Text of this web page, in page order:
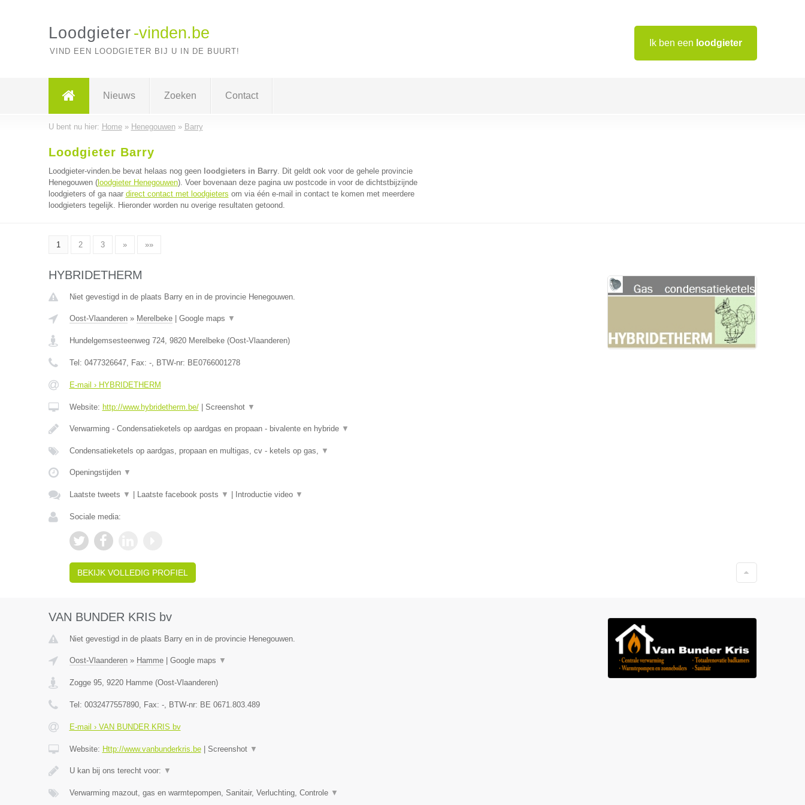
Ik ben een loodgieter
Loodgieter -vinden.be
VIND EEN LOODGIETER BIJ U IN DE BUURT!
Nieuws Zoeken Contact
U bent nu hier: Home» Henegouwen» Barry
Loodgieter Barry
Loodgieter-vinden.be bevat helaas nog geen loodgieters in Barry. Dit geldt ook voor de gehele provincie
Henegouwen (loodgieter Henegouwen). Voer bovenaan deze pagina uw postcode in voor de dichtstbijzijnde
loodgieters of ga naar direct contact met loodgieters om via één e-mail in contact te komen met meerdere
loodgieters tegelijk. Hieronder worden nu overige resultaten getoond.
1 2 3 » »»
HYBRIDETHERM
Niet gevestigd in de plaats Barry en in de provincie Henegouwen.
Oost-Vlaanderen» Merelbeke| Google maps ▼
Hundelgemsesteenweg 724, 9820 Merelbeke(Oost-Vlaanderen)
Tel: 0477326647, Fax: -, BTW-nr: BE0766001278
E-mail › HYBRIDETHERM
Website: http://www.hybridetherm.be/| Screenshot ▼
Verwarming - Condensatieketels op aardgas en propaan - bivalente en hybride ▼
Condensatieketels op aardgas, propaan en multigas, cv - ketels op gas, ▼
Openingstijden ▼
Laatste tweets ▼ Laatste facebook posts ▼ Introductie video ▼
Sociale media:
BEKIJK VOLLEDIG PROFIEL
VAN BUNDER KRIS bv
Niet gevestigd in de plaats Barry en in de provincie Henegouwen.
Oost-Vlaanderen» Hamme| Google maps ▼
Zogge 95, 9220 Hamme(Oost-Vlaanderen)
Tel: 0032477557890, Fax: -, BTW-nr: BE 0671.803.489
E-mail › VAN BUNDER KRIS bv
Website: Http://www.vanbunderkris.be| Screenshot ▼
U kan bij ons terecht voor: ▼
Verwarming mazout, gas en warmtepompen, Sanitair, Verluchting, Controle ▼